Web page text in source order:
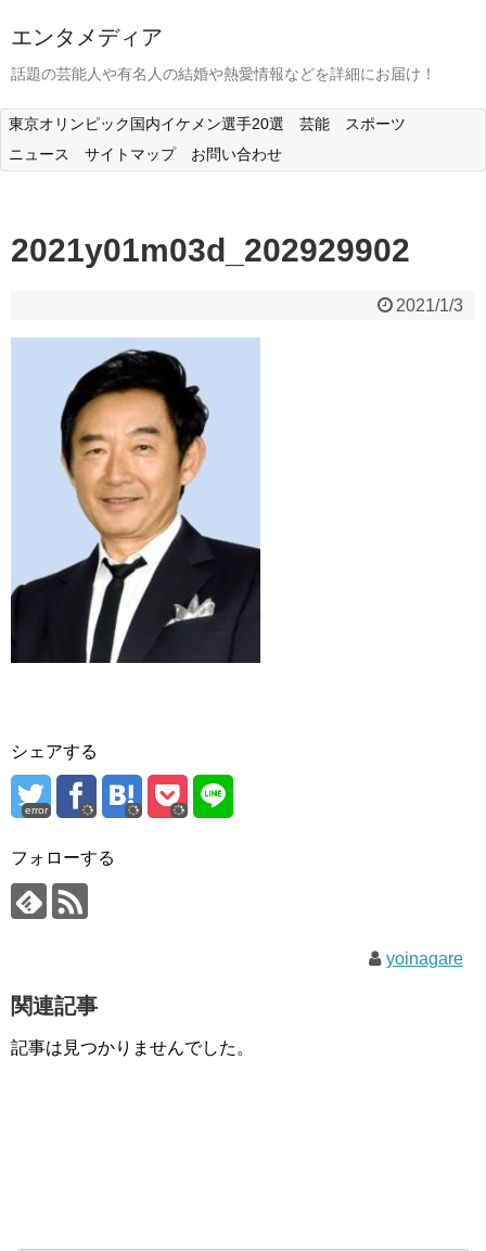
エンタメディア
話題の芸能人や有名人の結婚や熱愛情報などを詳細にお届け！
東京オリンピック国内イケメン選手20選 芸能
スポーツ
ニュース
サイトマップ お問い合わせ
2021y01m03d_202929902
2021/1/3
シェアする
error
フォローする
yoinagare
関連記事
記事は見つかりませんでした。